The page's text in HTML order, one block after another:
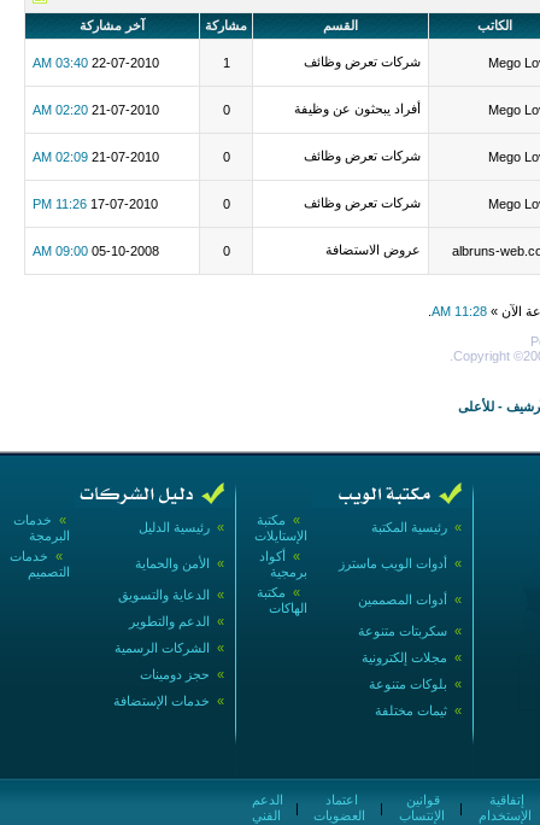
الكاتب القسم مشاركة آخر مشاركة
Mego شركات تعرض وظائف 1
22-07-2010
03:40 AM
Mego أفراد يبحثون عن وظيفة 0
21-07-2010
02:20 AM
Mego شركات تعرض وظائف 0
21-07-2010
02:09 AM
Mego شركات تعرض وظائف 0
17-07-2010
11:26 PM
albruns- عروض الاستضافة 0
05-10-2008
09:00 AM
الآن » 11:28 AM
Copyright
- للأعلى
» خدمات
البرمجة
» رئيسية الدليل
» خدمات
التصميم
» الأمن والحماية
» الدعاية والتسويق
» الدعم والتطوير
» الشركات الرسمية
» حجز دومينات
» خدمات الإستضافة
» مكتبة
الإستايلات
» رئيسية المكتبة
» أكواد
برمجية
» أدوات الويب ماسترز
» مكتبة
الهاكات
» أدوات المصممين
» سكربتات متنوعة
» مجلات إلكترونية
» بلوكات متنوعة
» ثيمات مختلفة
الفني
|
العضويات
|
الإنتساب
|
الإستخدام